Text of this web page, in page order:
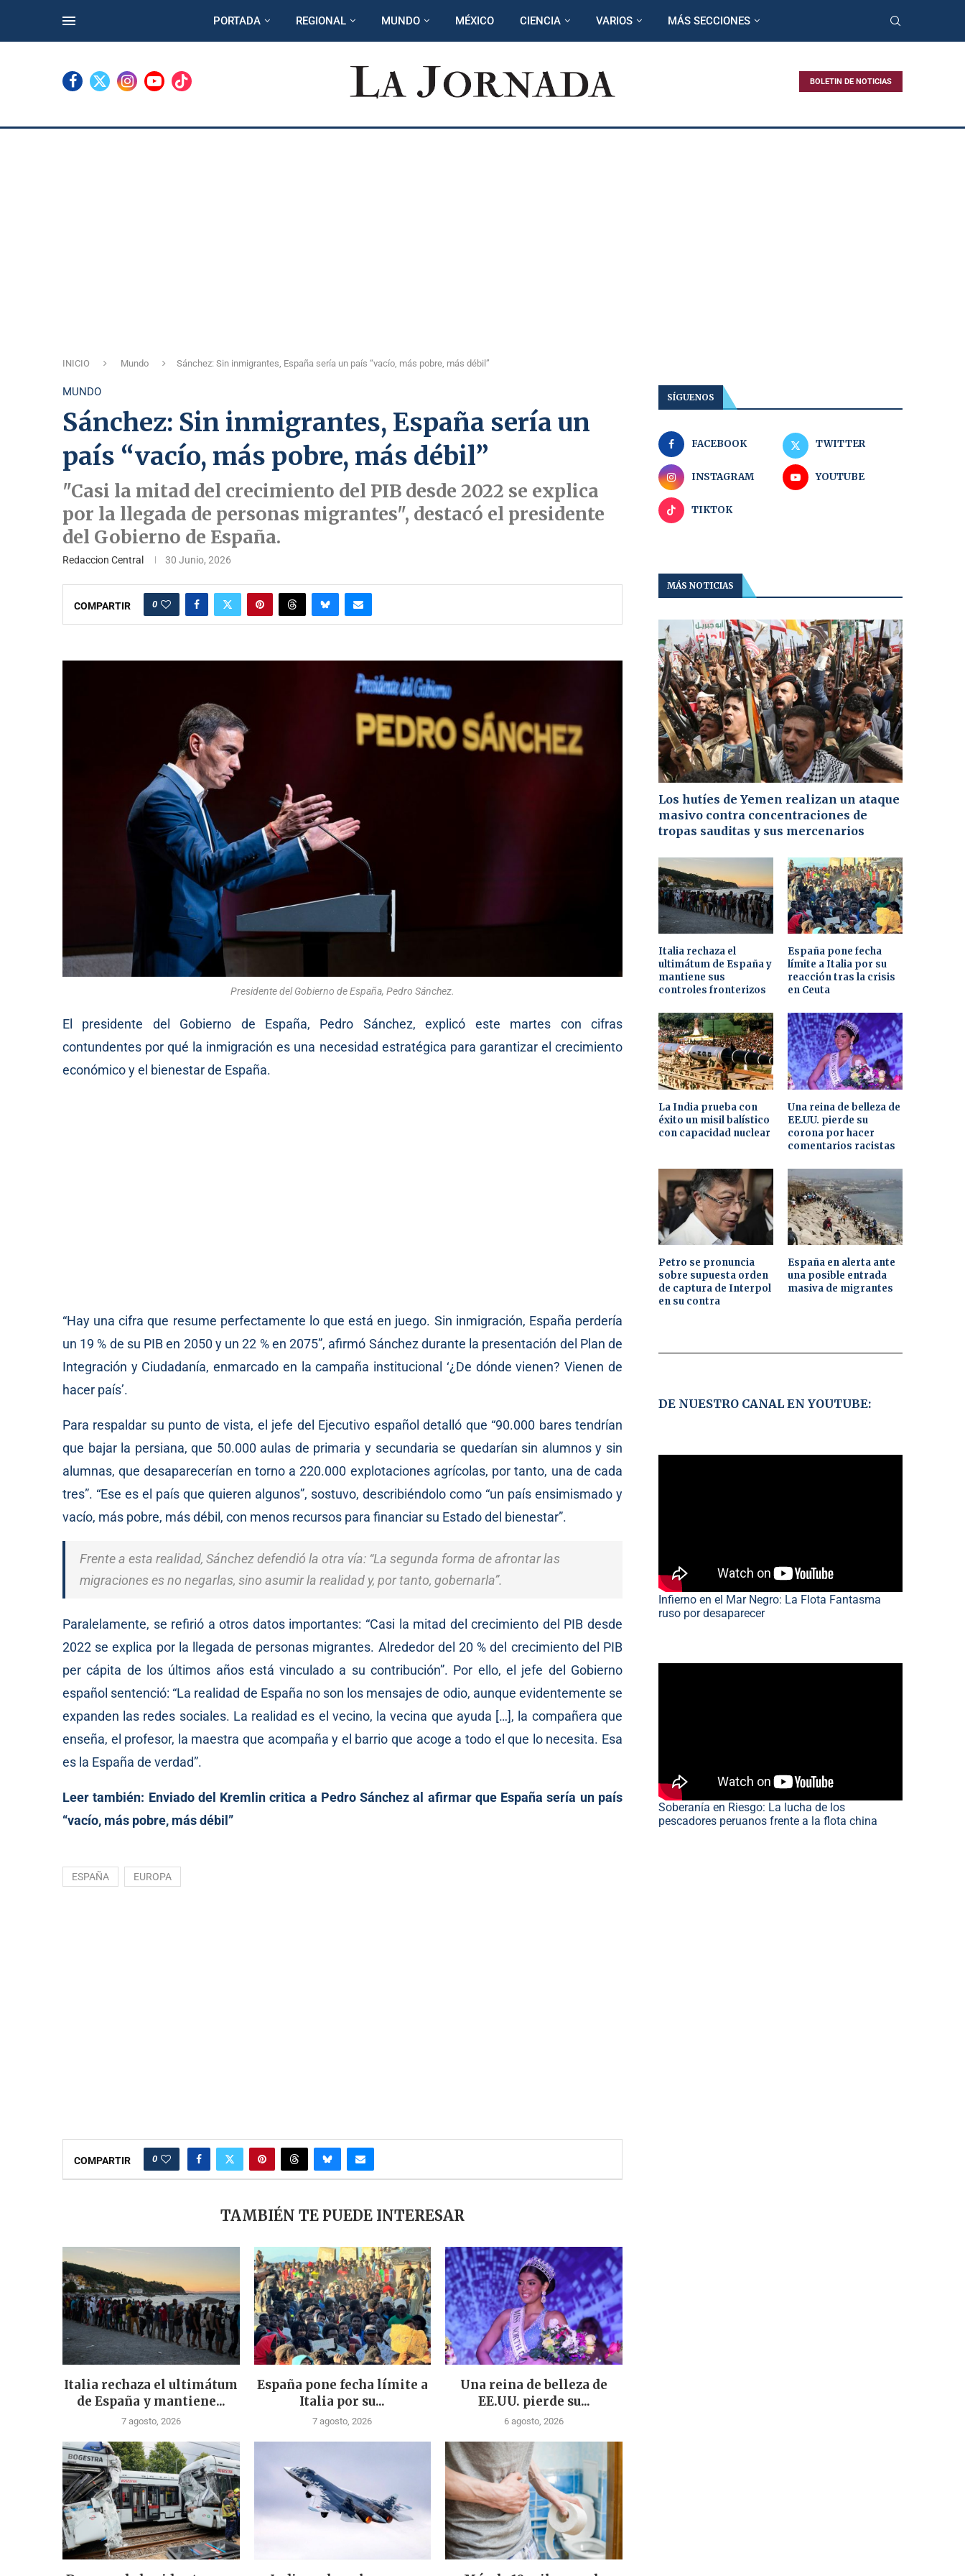
PORTADA REGIONAL MUNDO MÉXICO CIENCIA VARIOS MÁS SECCIONES
BOLETIN DE NOTICIAS
INICIO Mundo Sánchez: Sin inmigrantes, España sería un país “vacío, más pobre, más débil”
MUNDO
Sánchez: Sin inmigrantes, España sería un
país “vacío, más pobre, más débil”
"Casi la mitad del crecimiento del PIB desde 2022 se explica
por la llegada de personas migrantes", destacó el presidente
del Gobierno de España.
Redaccion Central 30 Junio, 2026
COMPARTIR 0
Presidente del Gobierno de España, Pedro Sánchez.
El presidente del Gobierno de España, Pedro Sánchez, explicó este martes con cifras
contundentes por qué la inmigración es una necesidad estratégica para garantizar el crecimiento
económico y el bienestar de España.
“Hay una cifra que resume perfectamente lo que está en juego. Sin inmigración, España perdería
un 19 % de su PIB en 2050 y un 22 % en 2075”, afirmó Sánchez durante la presentación del Plan de
Integración y Ciudadanía, enmarcado en la campaña institucional ‘¿De dónde vienen? Vienen de
hacer país’.
Para respaldar su punto de vista, el jefe del Ejecutivo español detalló que “90.000 bares tendrían
que bajar la persiana, que 50.000 aulas de primaria y secundaria se quedarían sin alumnos y sin
alumnas, que desaparecerían en torno a 220.000 explotaciones agrícolas, por tanto, una de cada
tres”. “Ese es el país que quieren algunos”, sostuvo, describiéndolo como “un país ensimismado y
vacío, más pobre, más débil, con menos recursos para financiar su Estado del bienestar”.
Frente a esta realidad, Sánchez defendió la otra vía: “La segunda forma de afrontar las
migraciones es no negarlas, sino asumir la realidad y, por tanto, gobernarla”.
Paralelamente, se refirió a otros datos importantes: “Casi la mitad del crecimiento del PIB desde
2022 se explica por la llegada de personas migrantes. Alrededor del 20 % del crecimiento del PIB
per cápita de los últimos años está vinculado a su contribución”. Por ello, el jefe del Gobierno
español sentenció: “La realidad de España no son los mensajes de odio, aunque evidentemente se
expanden las redes sociales. La realidad es el vecino, la vecina que ayuda […], la compañera que
enseña, el profesor, la maestra que acompaña y el barrio que acoge a todo el que lo necesita. Esa
es la España de verdad”.
Leer también: Enviado del Kremlin critica a Pedro Sánchez al afirmar que España sería un país
“vacío, más pobre, más débil”
ESPAÑA EUROPA
COMPARTIR 0
TAMBIÉN TE PUEDE INTERESAR
Italia rechaza el ultimátum
de España y mantiene...
7 agosto, 2026
España pone fecha límite a
Italia por su...
7 agosto, 2026
Una reina de belleza de
EE.UU. pierde su...
6 agosto, 2026
SÍGUENOS
FACEBOOK TWITTER
INSTAGRAM YOUTUBE
TIKTOK
MÁS NOTICIAS
Los hutíes de Yemen realizan un ataque
masivo contra concentraciones de
tropas sauditas y sus mercenarios
Italia rechaza el
ultimátum de España y
mantiene sus
controles fronterizos
España pone fecha
límite a Italia por su
reacción tras la crisis
en Ceuta
La India prueba con
éxito un misil balístico
con capacidad nuclear
Una reina de belleza de
EE.UU. pierde su
corona por hacer
comentarios racistas
Petro se pronuncia
sobre supuesta orden
de captura de Interpol
en su contra
España en alerta ante
una posible entrada
masiva de migrantes
DE NUESTRO CANAL EN YOUTUBE:
Infierno en el Mar Negro: La Flota Fantasma
ruso por desaparecer
Soberanía en Riesgo: La lucha de los
pescadores peruanos frente a la flota china